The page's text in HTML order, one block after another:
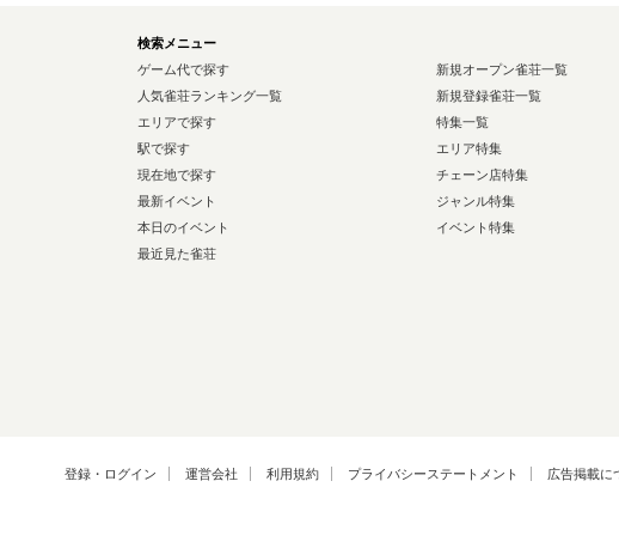
検索メニュー
ゲーム代で探す
人気雀荘ランキング一覧
エリアで探す
駅で探す
現在地で探す
最新イベント
本日のイベント
最近見た雀荘
新規オープン雀荘一覧
新規登録雀荘一覧
特集一覧
エリア特集
チェーン店特集
ジャンル特集
イベント特集
登録・ログイン 運営会社 利用規約 プライバシーステートメント 広告掲載に